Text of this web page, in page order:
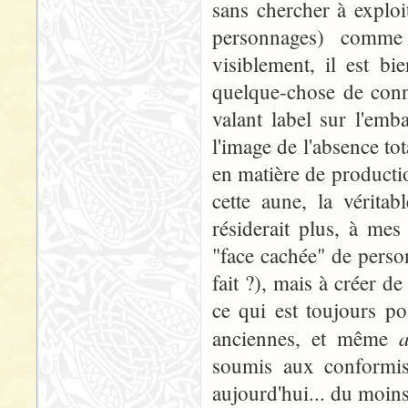
sans chercher à
personnages)
visiblement, il est
quelque-chose de
valant label sur
l'image de l'absence
en matière de
cette aune, la
résiderait plus, à
"face cachée" de
fait ?), mais à créer
ce qui est toujours
anciennes, et même
soumis aux
aujourd'hui... du